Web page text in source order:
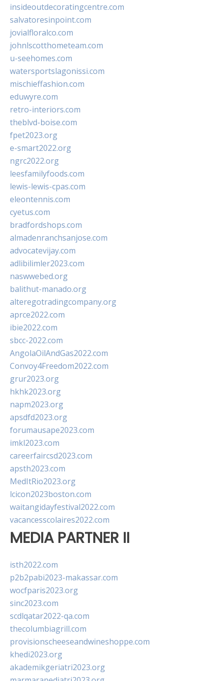
insideoutdecoratingcentre.com
salvatoresinpoint.com
jovialfloralco.com
johnlscotthometeam.com
u-seehomes.com
watersportslagonissi.com
mischieffashion.com
eduwyre.com
retro-interiors.com
theblvd-boise.com
fpet2023.org
e-smart2022.org
ngrc2022.org
leesfamilyfoods.com
lewis-lewis-cpas.com
eleontennis.com
cyetus.com
bradfordshops.com
almadenranchsanjose.com
advocatevijay.com
adlibilimler2023.com
naswwebed.org
balithut-manado.org
alteregotradingcompany.org
aprce2022.com
ibie2022.com
sbcc-2022.com
AngolaOilAndGas2022.com
Convoy4Freedom2022.com
grur2023.org
hkhk2023.org
napm2023.org
apsdfd2023.org
forumausape2023.com
imkl2023.com
careerfaircsd2023.com
apsth2023.com
MedItRio2023.org
lcicon2023boston.com
waitangidayfestival2022.com
vacancesscolaires2022.com
MEDIA PARTNER II
isth2022.com
p2b2pabi2023-makassar.com
wocfparis2023.org
sinc2023.com
scdlqatar2022-qa.com
thecolumbiagrill.com
provisionscheeseandwineshoppe.com
khedi2023.org
akademikgeriatri2023.org